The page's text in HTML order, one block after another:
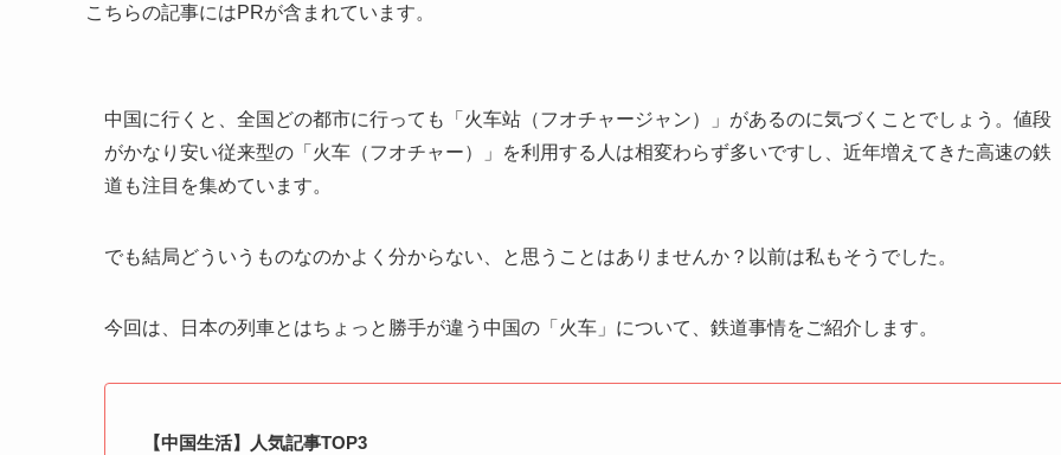
こちらの記事にはPRが含まれています。
中国に行くと、全国どの都市に行っても「火车站（フオチャージャン）」があるのに気づくことでしょう。値段
がかなり安い従来型の「火车（フオチャー）」を利用する人は相変わらず多いですし、近年増えてきた高速の鉄
道も注目を集めています。
でも結局どういうものなのかよく分からない、と思うことはありませんか？以前は私もそうでした。
今回は、日本の列車とはちょっと勝手が違う中国の「火车」について、鉄道事情をご紹介します。
【中国生活】人気記事TOP3